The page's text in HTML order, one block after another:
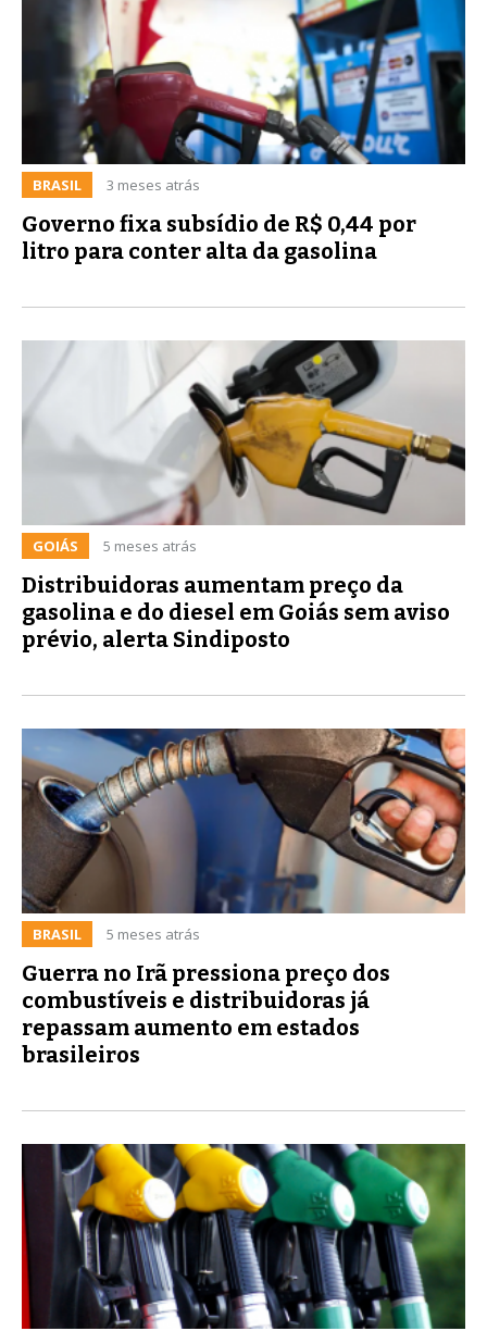
BRASIL 3 meses atrás
Governo fixa subsídio de R$ 0,44 por
litro para conter alta da gasolina
GOIÁS 5 meses atrás
Distribuidoras aumentam preço da
gasolina e do diesel em Goiás sem aviso
prévio, alerta Sindiposto
BRASIL 5 meses atrás
Guerra no Irã pressiona preço dos
combustíveis e distribuidoras já
repassam aumento em estados
brasileiros